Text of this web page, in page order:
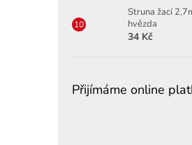
Struna žací
hvězda
34 Kč
Přijímáme online